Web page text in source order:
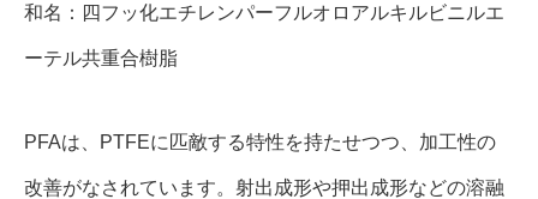
和名：四フッ化エチレンパーフルオロアルキルビニルエ
ーテル共重合樹脂
PFAは、PTFEに匹敵する特性を持たせつつ、加工性の
改善がなされています。射出成形や押出成形などの溶融